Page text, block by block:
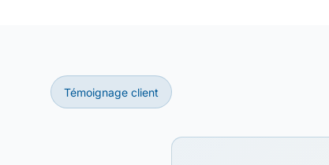
Témoignage client